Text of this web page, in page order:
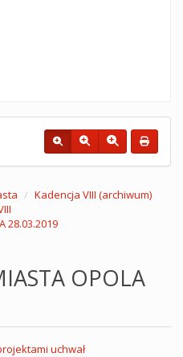
Kadencja VIII (archiwum)
28.03.2019
OPOLA
uchwał